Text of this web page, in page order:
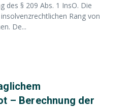
des § 209 Abs. 1 InsO. Die
Rang von
De...
– Berechnung der